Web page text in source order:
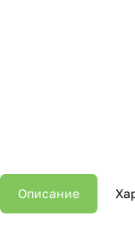
Описание